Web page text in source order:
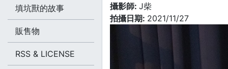
攝影師: J柴
拍攝日期: 2021/11/27
填坑獸的故事
販售物
RSS & LICENSE